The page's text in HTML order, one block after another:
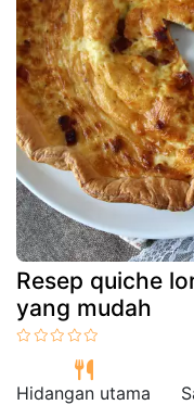
Resep quiche
yang mudah
Hidangan utama